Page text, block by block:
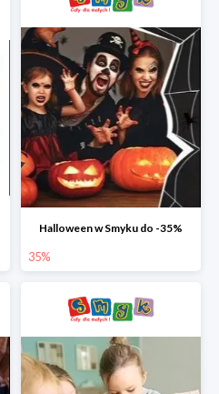
Halloween w Smyku do -35%
35%